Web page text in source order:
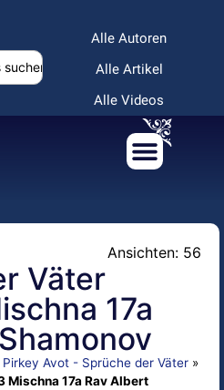
Alle Autoren
Alle Artikel
Alle Videos
Ansichten: 56
Väter
17a
Pirkey Avot - Sprüche der Väter »
Mischna 17a Rav Albert